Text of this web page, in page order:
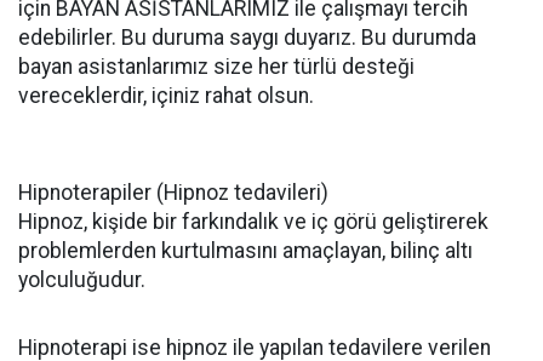
için BAYAN ASİSTANLARIMIZ ile çalışmayı tercih
edebilirler. Bu duruma saygı duyarız. Bu durumda
bayan asistanlarımız size her türlü desteği
vereceklerdir, içiniz rahat olsun.
Hipnoterapiler (Hipnoz tedavileri)
Hipnoz, kişide bir farkındalık ve iç görü geliştirerek
problemlerden kurtulmasını amaçlayan, bilinç altı
yolculuğudur.
Hipnoterapi ise hipnoz ile yapılan tedavilere verilen